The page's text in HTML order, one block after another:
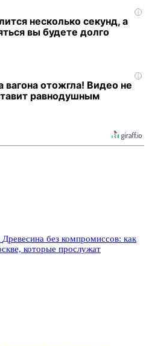
i
несколько секунд, а
вы будете долго
i
вагона отожгла! Видео не
равнодушным
Древесина без компромиссов: как
которые прослужат